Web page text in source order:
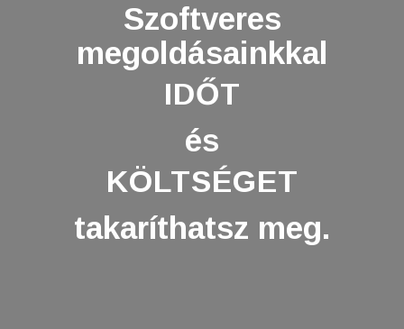
Szoftveres
megoldásainkkal
IDŐT
és
KÖLTSÉGET
takaríthatsz meg.